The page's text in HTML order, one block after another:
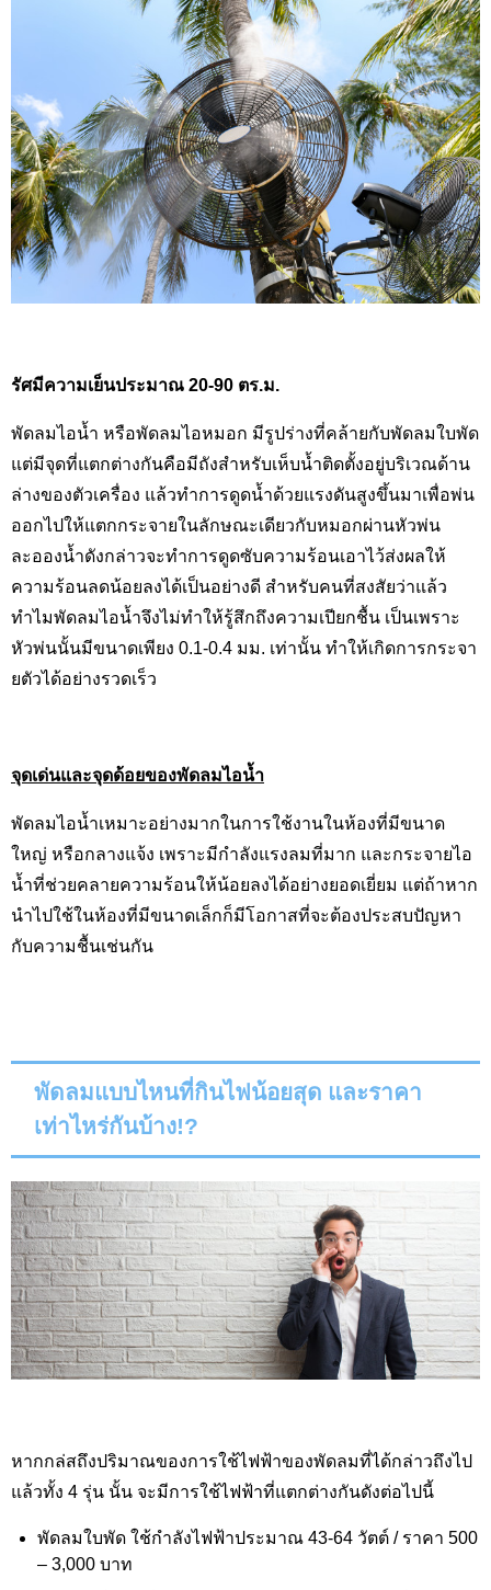
รัศมีความเย็นประมาณ 20-90 ตร.ม.
พัดลมไอน้ำ หรือพัดลมไอหมอก มีรูปร่างที่คล้ายกับพัดลมใบพัด
แต่มีจุดที่แตกต่างกันคือมีถังสำหรับเห็บน้ำติดตั้งอยู่บริเวณด้าน
ล่างของตัวเครื่อง แล้วทำการดูดน้ำด้วยแรงดันสูงขึ้นมาเพื่อพ่น
ออกไปให้แตกกระจายในลักษณะเดียวกับหมอกผ่านหัวพ่น
ละอองน้ำดังกล่าวจะทำการดูดซับความร้อนเอาไว้ส่งผลให้
ความร้อนลดน้อยลงได้เป็นอย่างดี สำหรับคนที่สงสัยว่าแล้ว
ทำไมพัดลมไอน้ำจึงไม่ทำให้รู้สึกถึงความเปียกชื้น เป็นเพราะ
หัวพ่นนั้นมีขนาดเพียง 0.1-0.4 มม. เท่านั้น ทำให้เกิดการกระจา
ยตัวได้อย่างรวดเร็ว
จุดเด่นและจุดด้อยของพัดลมไอน้ำ
พัดลมไอน้ำเหมาะอย่างมากในการใช้งานในห้องที่มีขนาด
ใหญ่ หรือกลางแจ้ง เพราะมีกำลังแรงลมที่มาก และกระจายไอ
น้ำที่ช่วยคลายความร้อนให้น้อยลงได้อย่างยอดเยี่ยม แต่ถ้าหาก
นำไปใช้ในห้องที่มีขนาดเล็กก็มีโอกาสที่จะต้องประสบปัญหา
กับความชื้นเช่นกัน
พัดลมแบบไหนที่กินไฟน้อยสุด และราคา
เท่าไหร่กันบ้าง!?
หากกล่สถึงปริมาณของการใช้ไฟฟ้าของพัดลมที่ได้กล่าวถึงไป
แล้วทั้ง 4 รุ่น นั้น จะมีการใช้ไฟฟ้าที่แตกต่างกันดังต่อไปนี้
พัดลมใบพัด ใช้กำลังไฟฟ้าประมาณ 43-64 วัตต์ / ราคา 500
– 3,000 บาท